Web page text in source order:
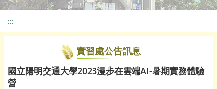
:::
實習處公告訊息
國立陽明交通大學2023漫步在雲端AI-暑期實務體驗
營